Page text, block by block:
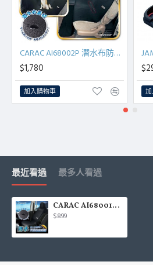
CARAC AI68002P 潛水布防水防污椅套(後座)黑
$1,780
加入購物車
最近看過 最多人看過
CARAC AI68001P 潛水布防水防污椅套-前座
$899